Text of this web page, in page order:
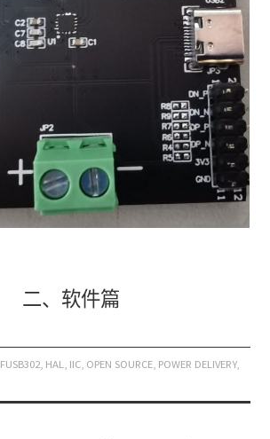
二、软件篇
FUSB302, HAL, IIC, OPEN SOURCE, POWER DELIVERY,